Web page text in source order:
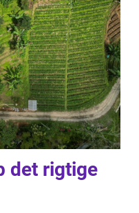
det rigtige